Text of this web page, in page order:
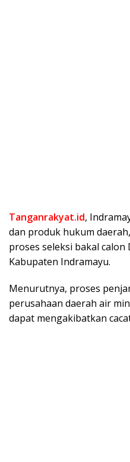
Tanganrakyat.id,
dan produk hukum
proses seleksi bakal
Kabupaten Indramayu.
Menurutnya, proses
perusahaan daerah air
dapat mengakibatkan